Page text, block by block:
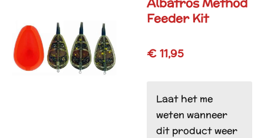
Feeder Kit
€ 11,95
Laat het me
weten wanneer
dit product weer